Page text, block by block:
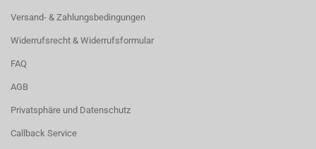
Versand- & Zahlungsbedingungen
Widerrufsrecht & Widerrufsformular
FAQ
AGB
Privatsphäre und Datenschutz
Callback Service